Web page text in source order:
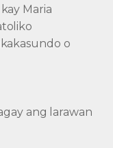
Maria
o
ang larawan